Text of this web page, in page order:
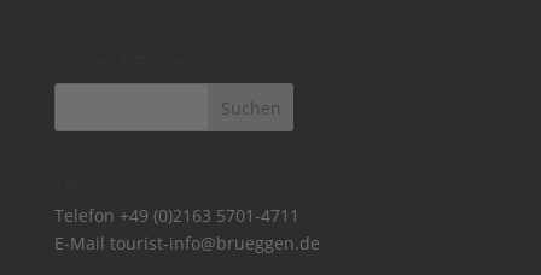
Telefon +49 (0)2163 5701-4711
E-Mail tourist-info@brueggen.de